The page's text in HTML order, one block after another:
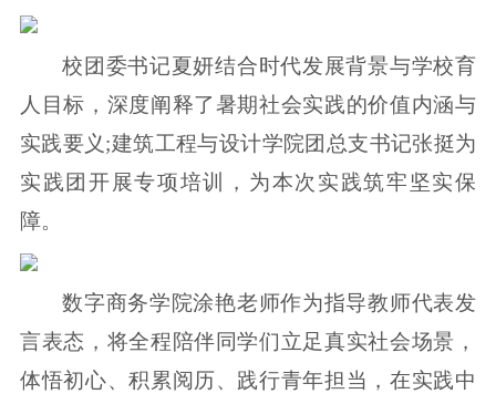
校团委书记夏妍结合时代发展背景与学校育
人目标，深度阐释了暑期社会实践的价值内涵与
实践要义;建筑工程与设计学院团总支书记张挺为
实践团开展专项培训，为本次实践筑牢坚实保
障。
数字商务学院涂艳老师作为指导教师代表发
言表态，将全程陪伴同学们立足真实社会场景，
体悟初心、积累阅历、践行青年担当，在实践中